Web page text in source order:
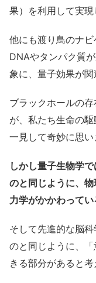
果）を利用して実現
他にも渡り鳥のナ
DNAやタンパク質
象に、量子効果が関
ブラックホールの
が、私たち生命の駆
一見して奇妙に思い
しかし量子生物学
のと同じように、
力学がかかわってい
そして先進的な脳
のと同じように、
きる部分があると考